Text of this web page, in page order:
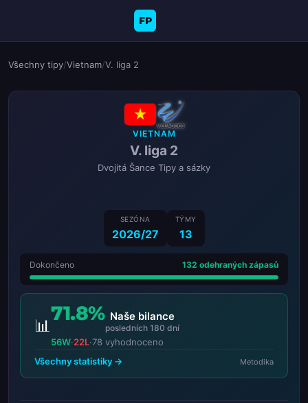
FP
Všechny tipy/Vietnam/V. liga 2
VIETNAM
V. liga 2
Dvojitá Šance Tipy a sázky
SEZÓNA
2026/27
TÝMY
13
Dokončeno 132 odehraných zápasů
📊
71.8% Naše bilance
posledních 180 dní
56W·22L·78 vyhodnoceno
Všechny statistiky →
Metodika